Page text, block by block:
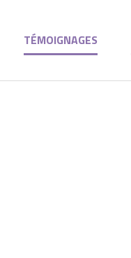
TÉMOIGNAGES